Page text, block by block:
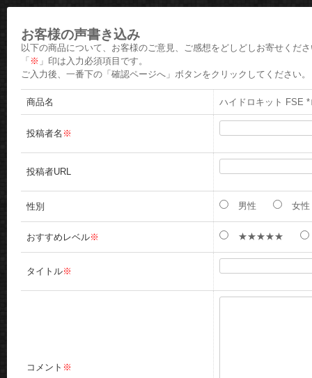
お客様の声書き込み
以下の商品について、お客様のご意見、ご感想をどしどしお寄せくだ
「 ※ 」印は入力必須項目です。
ご入力後、一番下の「確認ページへ」ボタンをクリックしてください。
商品名 ハイドロキット FSE
投稿者名 ※
投稿者URL
性別 男性 女性
おすすめレベル※ ★★★★★
タイトル※
コメント ※